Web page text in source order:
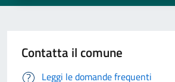
Contatta il comune
Leggi le domande frequenti